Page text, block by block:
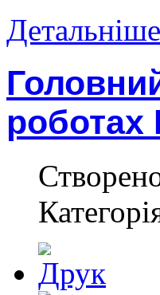
роботах